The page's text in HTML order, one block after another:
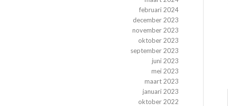
februari 2024
december 2023
november 2023
oktober 2023
september 2023
juni 2023
mei 2023
maart 2023
januari 2023
oktober 2022